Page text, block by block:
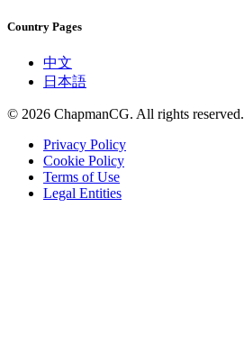
Country Pages
中文
日本語
© 2026 ChapmanCG. All rights reserved.
Privacy Policy
Cookie Policy
Terms of Use
Legal Entities